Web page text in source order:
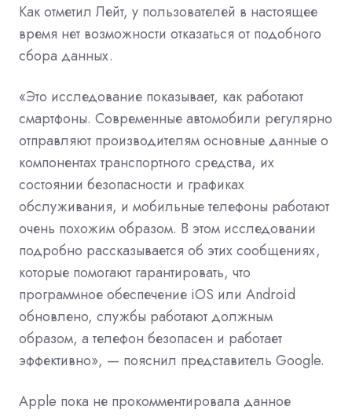
Как отметил Лейт, у пользователей в настоящее
время нет возможности отказаться от подобного
сбора данных.
«Это исследование показывает, как работают
смартфоны. Современные автомобили регулярно
отправляют производителям основные данные о
компонентах транспортного средства, их
состоянии безопасности и графиках
обслуживания, и мобильные телефоны работают
очень похожим образом. В этом исследовании
подробно рассказывается об этих сообщениях,
которые помогают гарантировать, что
программное обеспечение iOS или Android
обновлено, службы работают должным
образом, а телефон безопасен и работает
эффективно», — пояснил представитель Google.
Apple пока не прокомментировала данное